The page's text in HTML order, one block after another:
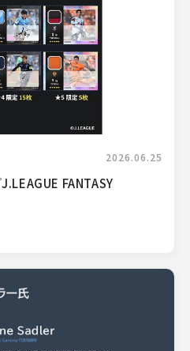
2026.06.25
FANTASY